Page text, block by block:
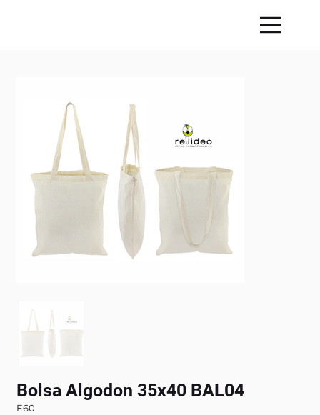
Bolsa Algodon 35x40 BAL04
E60